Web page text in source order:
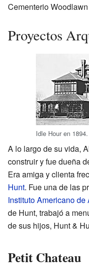
Cementerio
Proyectos
Idle Hour en
A lo largo de su vida,
construir y fue dueña
Era amiga y clienta
Hunt. Fue una de las
Instituto Americano de
de Hunt, trabajó a
de sus hijos, Hunt &
Petit Chateau